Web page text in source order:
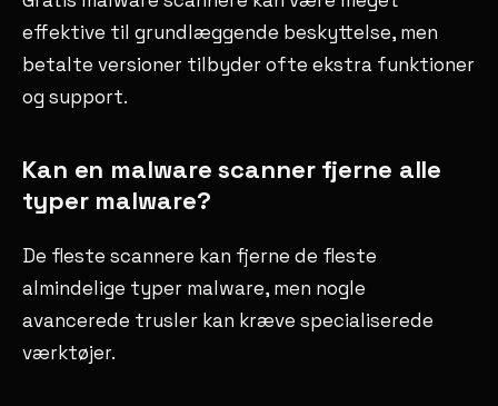
effektive til grundlæggende beskyttelse, men
betalte versioner tilbyder ofte ekstra funktioner
og support.
Kan en malware scanner fjerne alle
typer malware?
De fleste scannere kan fjerne de fleste
almindelige typer malware, men nogle
avancerede trusler kan kræve specialiserede
værktøjer.